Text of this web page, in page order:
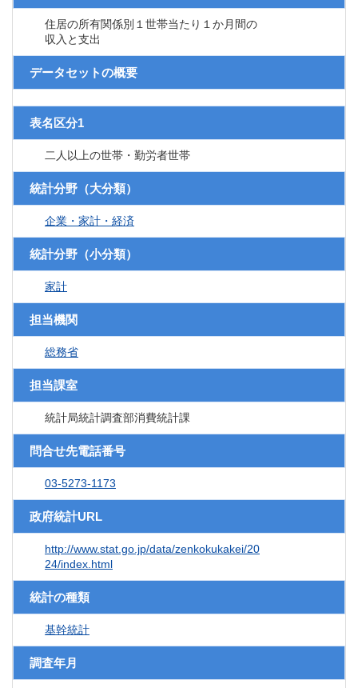
住居の所有関係別１世帯当たり１か月間の
収入と支出
データセットの概要
表名区分1
二人以上の世帯・勤労者世帯
統計分野（大分類）
企業・家計・経済
統計分野（小分類）
家計
担当機関
総務省
担当課室
統計局統計調査部消費統計課
問合せ先電話番号
03-5273-1173
政府統計URL
http://www.stat.go.jp/data/zenkokukakei/20
24/index.html
統計の種類
基幹統計
調査年月